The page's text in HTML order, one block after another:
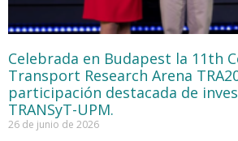
Celebrada en Budapest la 11th
Transport Research Arena
participación destacada de
TRANSyT-UPM.
26 de junio de 2026